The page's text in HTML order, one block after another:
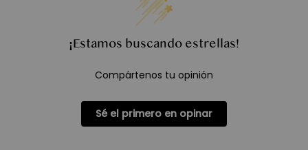
¡Estamos buscando estrellas!
Compártenos tu opinión
Sé el primero en opinar